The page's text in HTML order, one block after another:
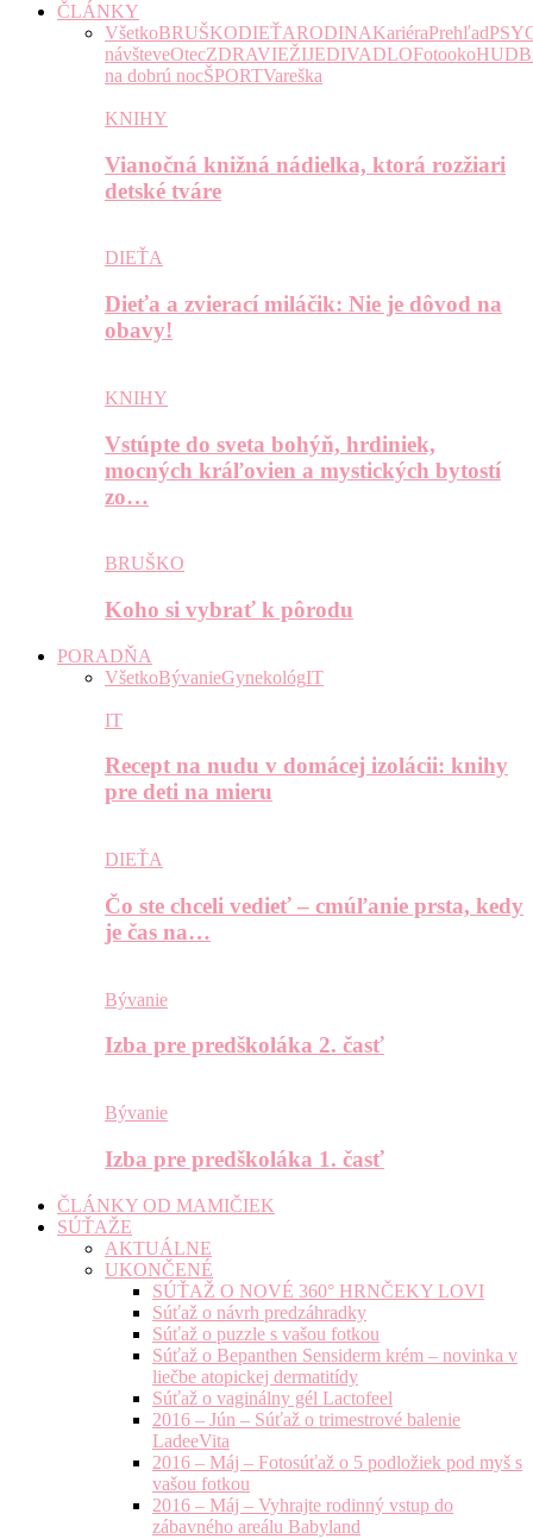
ČLÁNKY
VšetkoBRUŠKODIEŤARODINAKariéraPrehľad
návšteveOtecZDRAVIEŽIJEDIVADLOFotooko
na dobrú nocŠPORTVareška
KNIHY
Vianočná knižná nádielka, ktorá rozžiari
detské tváre
DIEŤA
Dieťa a zvierací miláčik: Nie je dôvod na
obavy!
KNIHY
Vstúpte do sveta bohýň, hrdiniek,
mocných kráľovien a mystických bytostí
zo…
BRUŠKO
Koho si vybrať k pôrodu
PORADŇA
VšetkoBývanieGynekológIT
IT
Recept na nudu v domácej izolácii: knihy
pre deti na mieru
DIEŤA
Čo ste chceli vedieť – cmúľanie prsta, kedy
je čas na…
Bývanie
Izba pre predškoláka 2. časť
Bývanie
Izba pre predškoláka 1. časť
ČLÁNKY OD MAMIČIEK
SÚŤAŽE
AKTUÁLNE
UKONČENÉ
SÚŤAŽ O NOVÉ 360° HRNČEKY LOVI
Súťaž o návrh predzáhradky
Súťaž o puzzle s vašou fotkou
Súťaž o Bepanthen Sensiderm krém – novinka v
liečbe atopickej dermatitídy
Súťaž o vaginálny gél Lactofeel
2016 – Jún – Súťaž o trimestrové balenie
LadeeVita
2016 – Máj – Fotosúťaž o 5 podložiek pod myš s
vašou fotkou
2016 – Máj – Vyhrajte rodinný vstup do
zábavného areálu Babyland